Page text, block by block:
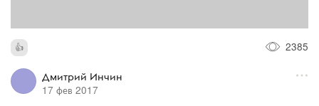
2385
Дмитрий Инчин
17 фев 2017